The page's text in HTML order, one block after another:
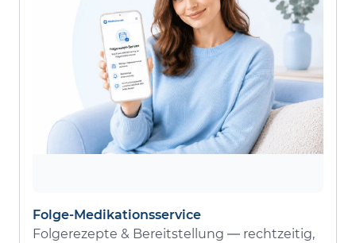
Folge-Medikationsservice
Folgerezepte & Bereitstellung — rechtzeitig,